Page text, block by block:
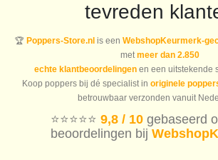
tevreden
🏆 Poppers-Store.nlis een WebshopKeurmerk-
met meer dan 2.850
echte klantbeoordelingenen een uitstekende
Koop poppers bij dé specialist in originele
betrouwbaar verzonden vanuit
⭐️⭐️⭐️⭐️⭐️ 9,8 / 10 gebaseerd
beoordelingen bij